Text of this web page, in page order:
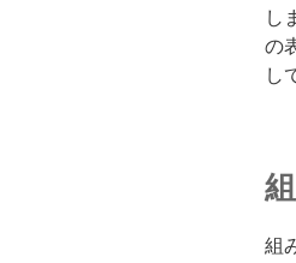
し
の
し
組